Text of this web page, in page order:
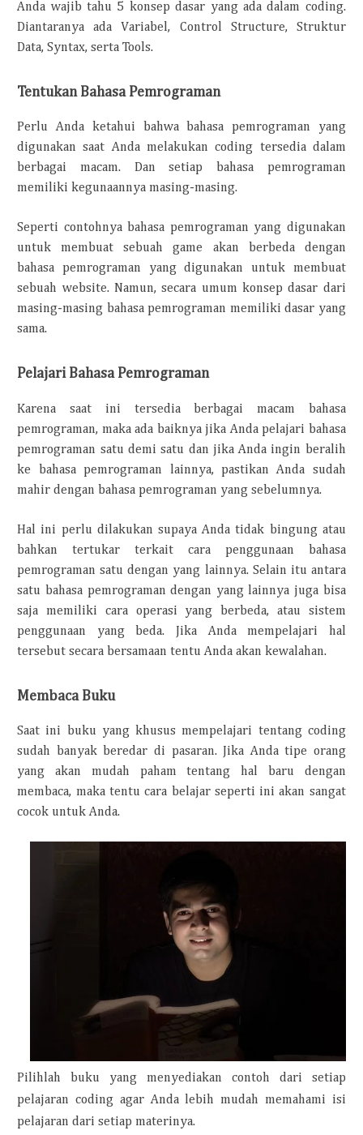
Anda wajib tahu 5 konsep dasar yang ada dalam coding.
Diantaranya ada Variabel, Control Structure, Struktur
Data, Syntax, serta Tools.
Tentukan Bahasa Pemrograman
Perlu Anda ketahui bahwa bahasa pemrograman yang
digunakan saat Anda melakukan coding tersedia dalam
berbagai macam. Dan setiap bahasa pemrograman
memiliki kegunaannya masing-masing.
Seperti contohnya bahasa pemrograman yang digunakan
untuk membuat sebuah game akan berbeda dengan
bahasa pemrograman yang digunakan untuk membuat
sebuah website. Namun, secara umum konsep dasar dari
masing-masing bahasa pemrograman memiliki dasar yang
sama.
Pelajari Bahasa Pemrograman
Karena saat ini tersedia berbagai macam bahasa
pemrograman, maka ada baiknya jika Anda pelajari bahasa
pemrograman satu demi satu dan jika Anda ingin beralih
ke bahasa pemrograman lainnya, pastikan Anda sudah
mahir dengan bahasa pemrograman yang sebelumnya.
Hal ini perlu dilakukan supaya Anda tidak bingung atau
bahkan tertukar terkait cara penggunaan bahasa
pemrograman satu dengan yang lainnya. Selain itu antara
satu bahasa pemrograman dengan yang lainnya juga bisa
saja memiliki cara operasi yang berbeda, atau sistem
penggunaan yang beda. Jika Anda mempelajari hal
tersebut secara bersamaan tentu Anda akan kewalahan.
Membaca Buku
Saat ini buku yang khusus mempelajari tentang coding
sudah banyak beredar di pasaran. Jika Anda tipe orang
yang akan mudah paham tentang hal baru dengan
membaca, maka tentu cara belajar seperti ini akan sangat
cocok untuk Anda.
Pilihlah buku yang menyediakan contoh dari setiap
pelajaran coding agar Anda lebih mudah memahami isi
pelajaran dari setiap materinya.